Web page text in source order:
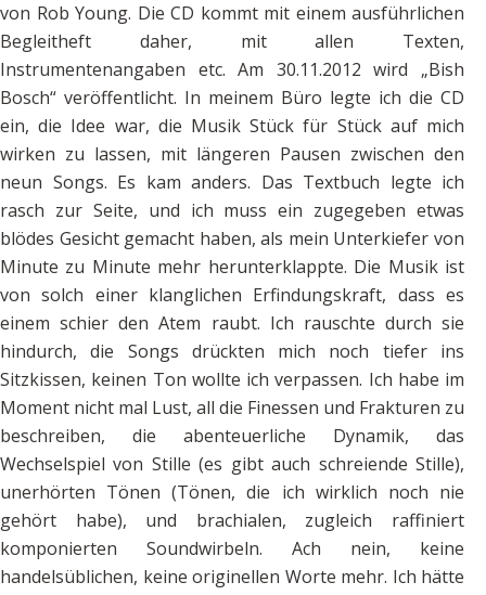
von Rob Young. Die CD kommt mit einem ausführlichen
Begleitheft daher, mit allen Texten,
Instrumentenangaben etc. Am 30.11.2012 wird „Bish
Bosch“ veröffentlicht. In meinem Büro legte ich die CD
ein, die Idee war, die Musik Stück für Stück auf mich
wirken zu lassen, mit längeren Pausen zwischen den
neun Songs. Es kam anders. Das Textbuch legte ich
rasch zur Seite, und ich muss ein zugegeben etwas
blödes Gesicht gemacht haben, als mein Unterkiefer von
Minute zu Minute mehr herunterklappte. Die Musik ist
von solch einer klanglichen Erfindungskraft, dass es
einem schier den Atem raubt. Ich rauschte durch sie
hindurch, die Songs drückten mich noch tiefer ins
Sitzkissen, keinen Ton wollte ich verpassen. Ich habe im
Moment nicht mal Lust, all die Finessen und Frakturen zu
beschreiben, die abenteuerliche Dynamik, das
Wechselspiel von Stille (es gibt auch schreiende Stille),
unerhörten Tönen (Tönen, die ich wirklich noch nie
gehört habe), und brachialen, zugleich raffiniert
komponierten Soundwirbeln. Ach nein, keine
handelsüblichen, keine originellen Worte mehr. Ich hätte